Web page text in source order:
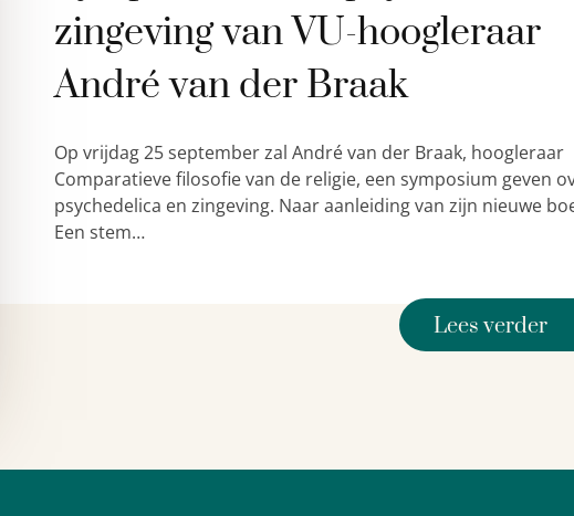
zingeving van VU-hoogleraar
André van der Braak
Op vrijdag 25 september zal André van der Braak, hoogleraar
Comparatieve filosofie van de religie, een symposium geven
psychedelica en zingeving. Naar aanleiding van zijn nieuwe
Een stem…
Lees verder